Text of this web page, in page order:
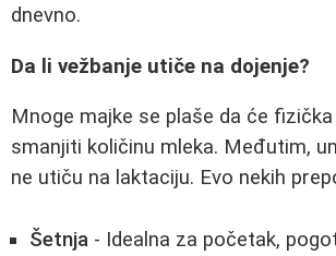
dnevno.
Da li vežbanje utiče na dojenje?
Mnoge majke se plaše da će
smanjiti količinu mleka. Međutim,
ne utiču na laktaciju. Evo nekih
Šetnja - Idealna za početak,